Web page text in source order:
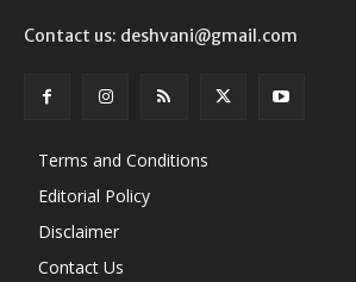
Contact us: deshvani@gmail.com
Terms and Conditions
Editorial Policy
Disclaimer
Contact Us